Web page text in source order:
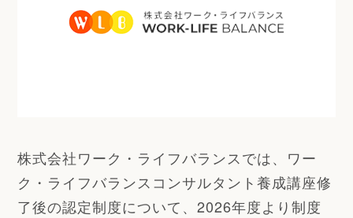
株式会社ワーク・ライフバランスでは、ワー
ク・ライフバランスコンサルタント養成講座修
了後の認定制度について、2026年度より制度